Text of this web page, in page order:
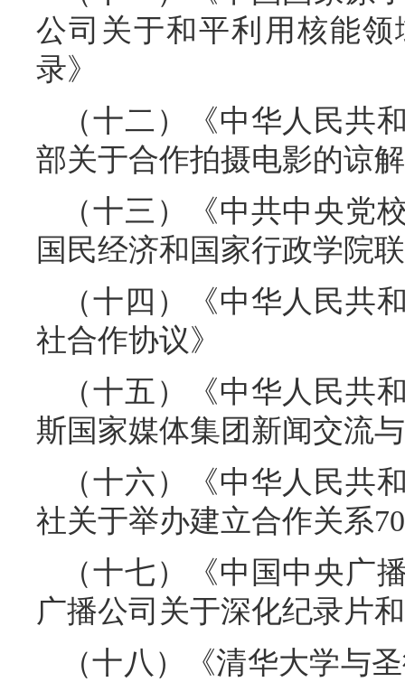
公司关于和平利用核能
录》
（十二）《中华人民共
部关于合作拍摄电影的谅
（十三）《中共中央党
国民经济和国家行政学院
（十四）《中华人民共
社合作协议》
（十五）《中华人民共
斯国家媒体集团新闻交流
（十六）《中华人民共
社关于举办建立合作关系
（十七）《中国中央广
广播公司关于深化纪录片
（十八）《清华大学与